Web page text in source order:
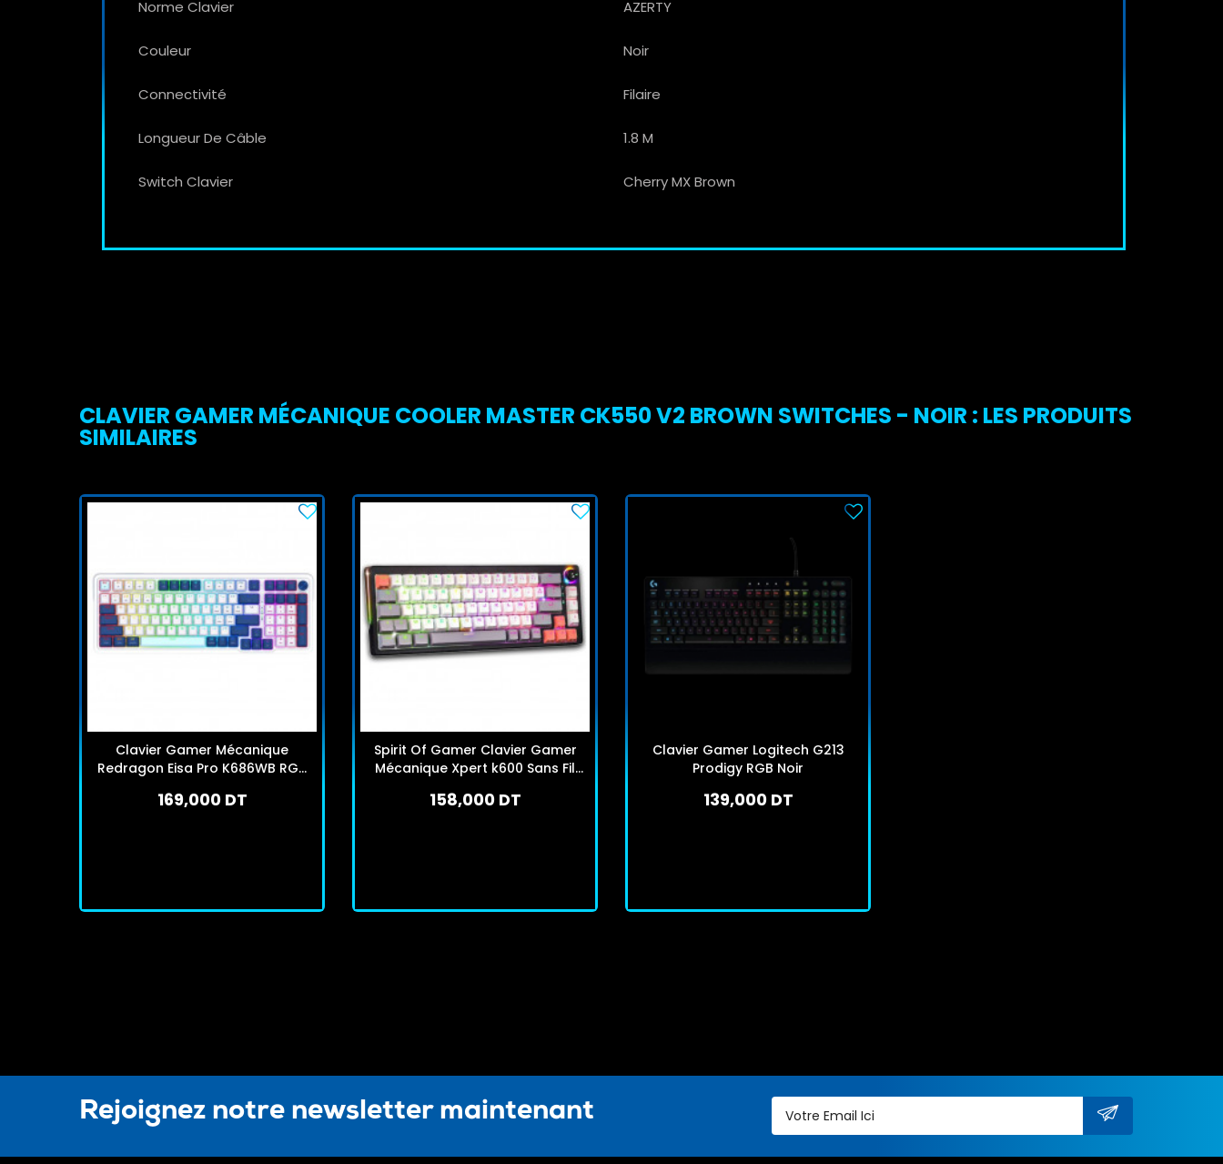
Norme Clavier AZERTY
Couleur Noir
Connectivité Filaire
Longueur De Câble 1.8 M
Switch Clavier Cherry MX Brown
CLAVIER GAMER MÉCANIQUE COOLER MASTER CK550 V2 BROWN SWITCHES - NOIR : LES PRODUITS
SIMILAIRES
Clavier Gamer Mécanique
Redragon Eisa Pro K686WB RGB
169,000 DT
Spirit Of Gamer Clavier Gamer
Mécanique Xpert k600 Sans Fil
158,000 DT
Clavier Gamer Logitech G213
Prodigy RGB Noir
139,000 DT
Rejoignez notre newsletter maintenant